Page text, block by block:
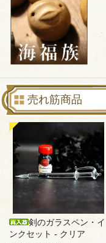
売れ筋商品
剣のガラスペン・イ
ンクセット - クリア